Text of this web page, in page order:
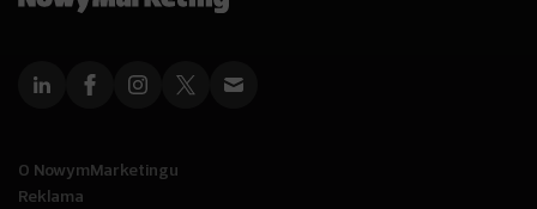
O NowymMarketingu
Reklama